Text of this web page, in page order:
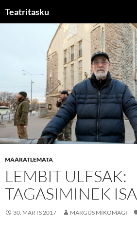
sisu
Teatritasku
MÄÄRATLEMATA
LEMBIT ULFSAK:
TAGASIMINEK
30. MÄRTS 2017 MARGUS MIKOMÄGI